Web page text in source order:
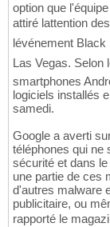
option que
attiré lattention
lévénement
Las Vegas. Selon
smartphones
logiciels installés
samedi.
Google a averti
téléphones qui ne
sécurité et dans
une partie de ces
d'autres malware
publicitaire, ou
rapporté le